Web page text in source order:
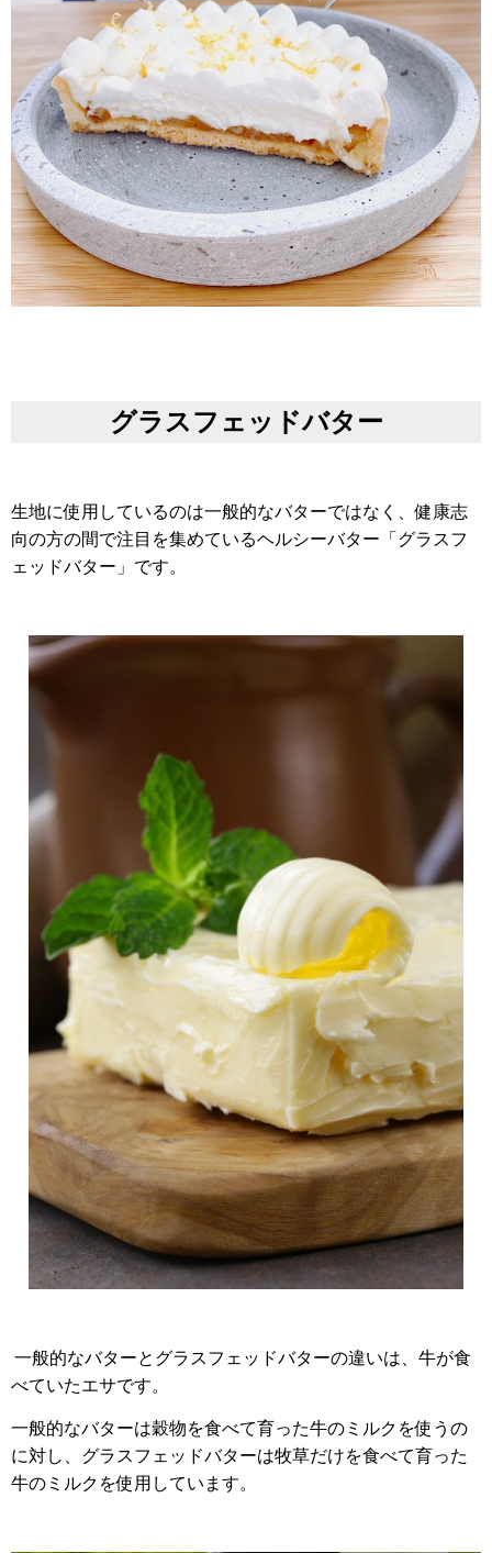
グラスフ ェッドバター
生地に使用しているのは一般的なバターではなく、健康志
向の方の間で注目を集めているヘルシーバター「グラスフ
ェッドバター」です。
一般的なバターとグラスフェッドバターの違いは、牛が食
べていたエサです。
一般的なバターは穀物を食べて育った牛のミルクを使うの
に対し、グラスフェッドバターは牧草だけを食べて育った
牛のミルクを使用しています。